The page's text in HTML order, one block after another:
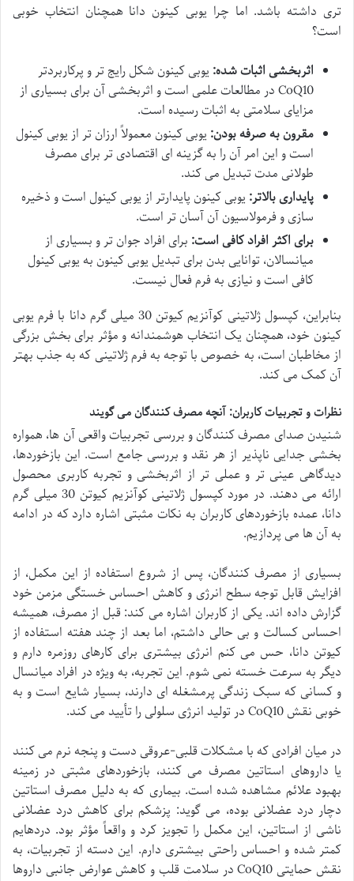
تری داشته باشد. اما چرا یوبی کینون دانا همچنان انتخاب خوبی
است؟
اثربخشی اثبات شده: یوبی کینون شکل رایج تر و پرکاربردتر
CoQ10 در مطالعات علمی است و اثربخشی آن برای بسیاری از
مزایای سلامتی به اثبات رسیده است.
مقرون به صرفه بودن: یوبی کینون معمولاً ارزان تر از یوبی کینول
است و این امر آن را به گزینه ای اقتصادی تر برای مصرف
طولانی مدت تبدیل می کند.
پایداری بالاتر: یوبی کینون پایدارتر از یوبی کینول است و ذخیره
سازی و فرمولاسیون آن آسان تر است.
برای اکثر افراد کافی است: برای افراد جوان تر و بسیاری از
میانسالان، توانایی بدن برای تبدیل یوبی کینون به یوبی کینول
کافی است و نیازی به فرم فعال نیست.
بنابراین، کپسول ژلاتینی کوآنزیم کیوتن 30 میلی گرم دانا با فرم یوبی
کینون خود، همچنان یک انتخاب هوشمندانه و مؤثر برای بخش بزرگی
از مخاطبان است، به خصوص با توجه به فرم ژلاتینی که به جذب بهتر
آن کمک می کند.
نظرات و تجربیات کاربران: آنچه مصرف کنندگان می گویند
شنیدن صدای مصرف کنندگان و بررسی تجربیات واقعی آن ها، همواره
بخشی جدایی ناپذیر از هر نقد و بررسی جامع است. این بازخوردها،
دیدگاهی عینی تر و عملی تر از اثربخشی و تجربه کاربری محصول
ارائه می دهند. در مورد کپسول ژلاتینی کوآنزیم کیوتن 30 میلی گرم
دانا، عمده بازخوردهای کاربران به نکات مثبتی اشاره دارد که در ادامه
به آن ها می پردازیم.
بسیاری از مصرف کنندگان، پس از شروع استفاده از این مکمل، از
افزایش قابل توجه سطح انرژی و کاهش احساس خستگی مزمن خود
گزارش داده اند. یکی از کاربران اشاره می کند: قبل از مصرف، همیشه
احساس کسالت و بی حالی داشتم، اما بعد از چند هفته استفاده از
کیوتن دانا، حس می کنم انرژی بیشتری برای کارهای روزمره دارم و
دیگر به سرعت خسته نمی شوم. این تجربه، به ویژه در افراد میانسال
و کسانی که سبک زندگی پرمشغله ای دارند، بسیار شایع است و به
خوبی نقش CoQ10 در تولید انرژی سلولی را تأیید می کند.
در میان افرادی که با مشکلات قلبی-عروقی دست و پنجه نرم می کنند
یا داروهای استاتین مصرف می کنند، بازخوردهای مثبتی در زمینه
بهبود علائم مشاهده شده است. بیماری که به دلیل مصرف استاتین
دچار درد عضلانی بوده، می گوید: پزشکم برای کاهش درد عضلانی
ناشی از استاتین، این مکمل را تجویز کرد و واقعاً مؤثر بود. دردهایم
کمتر شده و احساس راحتی بیشتری دارم. این دسته از تجربیات، به
نقش حمایتی CoQ10 در سلامت قلب و کاهش عوارض جانبی داروها